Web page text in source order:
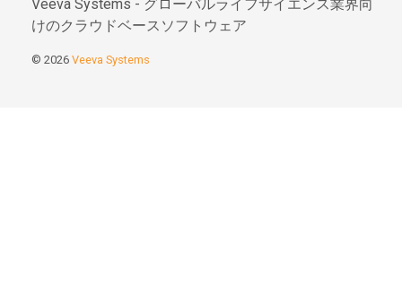
Veeva Systems - グローバルライフサイエンス業界向
けのクラウドベースソフトウェア
© 2026 Veeva Systems